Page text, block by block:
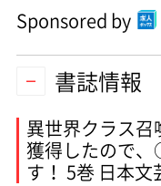
Sponsored by
書誌情報
異世界クラス
獲得したので
す！ 5巻 日本文